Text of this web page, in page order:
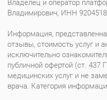
Владелец и оператор
Владимирович, ИНН
Информация,
отзывы, стоимость услуг и
исключительно
публичной офертой (ст.
медицинских услуг и не
врача. Категория